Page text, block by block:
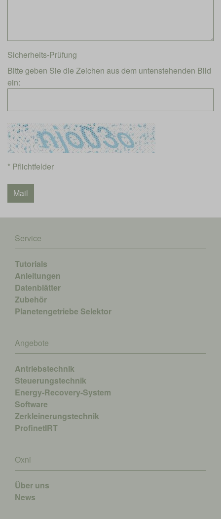
Sicherheits-Prüfung
Bitte geben Sie die Zeichen aus dem untenstehenden Bild
ein:
* Pflichtfelder
Service
Tutorials
Anleitungen
Datenblätter
Zubehör
Planetengetriebe Selektor
Angebote
Antriebstechnik
Steuerungstechnik
Energy-Recovery-System
Software
Zerkleinerungstechnik
ProfinetIRT
Oxni
Über uns
News